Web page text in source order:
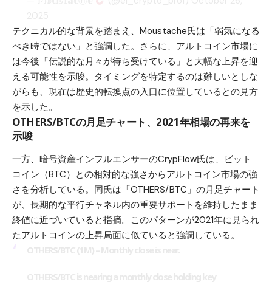
テクニカル的な背景を踏まえ、Moustache氏は「弱気になる
べき時ではない」と強調した。さらに、アルトコイン市場に
は今後「伝説的な月々が待ち受けている」と大幅な上昇を迎
える可能性を示唆。タイミングを特定するのは難しいとしな
がらも、現在は歴史的転換点の入口に位置しているとの見方
を示した。
OTHERS/BTCの月足チャート、2021年相場の再来を
示唆
一方、暗号資産インフルエンサーのCrypFlow氏は、 ビット
コイン（BTC） との相対的な強さからアルトコイン市場の強
さを分析している。同氏は「OTHERS/BTC」の月足チャート
が、長期的な平行チャネル内の重要サポートを維持したまま
終値に近づいていると指摘。このパターンが2021年に見られ
たアルトコインの上昇局面に似ていると強調している。